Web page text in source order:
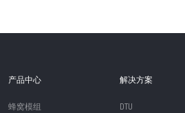
产品中心
蜂窝模组
解决方案
DTU